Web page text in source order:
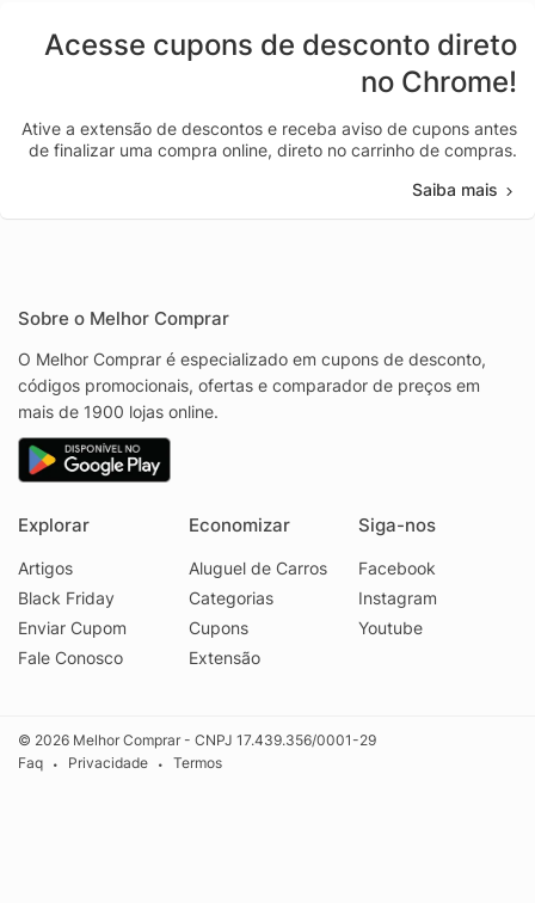
Acesse cupons de desconto direto
no Chrome!
Ative a extensão de descontos e receba aviso de cupons antes
de finalizar uma compra online, direto no carrinho de compras.
Saiba mais
Sobre o Melhor Comprar
O Melhor Comprar é especializado em cupons de desconto,
códigos promocionais, ofertas e comparador de preços em
mais de 1900 lojas online.
Explorar
Artigos
Black Friday
Enviar Cupom
Fale Conosco
Economizar
Aluguel de Carros
Categorias
Cupons
Extensão
Siga-nos
Facebook
Instagram
Youtube
© 2026 Melhor Comprar - CNPJ 17.439.356/0001-29
Faq
• Privacidade • Termos